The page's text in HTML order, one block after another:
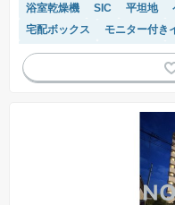
浴室乾燥機 SIC 平坦地
宅配ボックス
モニター付き
温水洗浄便座
陽当り良好